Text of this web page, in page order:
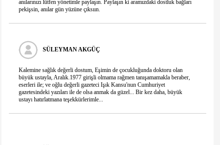
Telefon
IP Adresiniz
216.73.216.199
Güvenlik kodu
anılarınızı lütfen yönetimle paylaşın. Paylaşın ki aramızdaki dostluk bağları
pekişsin, anılar gün yüzüne çıksıın.
SÜLEYMAN AKGÜÇ
Kalemine sağlık değerli dostum, Eşimin de çocukluğunda doktoru olan
büyük ustayla, Aralık.1977 girişli olmama rağmen tanışamamakla beraber,
eserleri ile; ve oğlu değerli gazeteci Işık Kansu'nun Cumhuriyet
gazetesindeki yazıları ile de olsa anmak da güzel... Bir kez daha, büyük
ustayı hatırlatmana teşekkürlerimle...